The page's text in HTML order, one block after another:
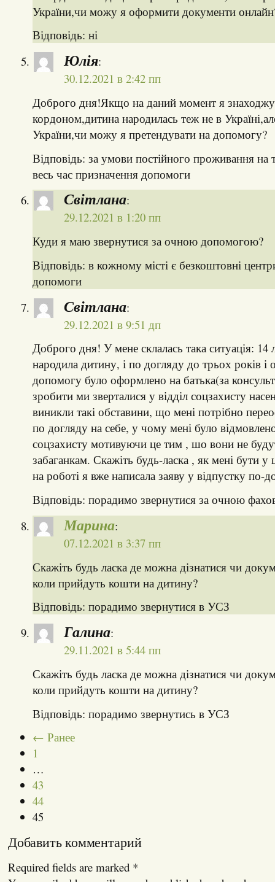
України,чи можу я оформити документи
Відповідь: ні
Юлія:
30.12.2021 в 2:42 пп
Доброго дня!Якщо на даний момент я
кордоном,дитина народилась теж не в
України,чи можу я претендувати на допомогу?
Відповідь: за умови постійного проживання на
весь час призначення допомоги
Світлана:
29.12.2021 в 1:20 пп
Куди я маю звернутися за очною допомогою?
Відповідь: в кожному місті є безкоштовні
допомоги
Світлана:
29.12.2021 в 9:51 дп
Доброго дня! У мене склалась така ситуація: 14
народила дитину, і по догляду до трьох років і
допомогу було оформлено на батька(за
зробити ми зверталися у відділ соцзахисту
виникли такі обставини, що мені потрібно
по догляду на себе, у чому мені було
соцзахисту мотивуючи це тим , шо вони не
забаганкам. Скажіть будь-ласка , як мені бути у
на роботі я вже написала заяву у відпустку по-
Відповідь: порадимо звернутися за очною
Марина:
07.12.2021 в 3:37 пп
Скажіть будь ласка де можна дізнатися чи
коли прийдуть кошти на дитину?
Відповідь: порадимо звернутися в УСЗ
Галина:
29.11.2021 в 5:44 пп
Скажіть будь ласка де можна дізнатися чи
коли прийдуть кошти на дитину?
Відповідь: порадимо звернутись в УСЗ
← Ранее
1
…
43
44
45
Добавить комментарий
Required fields are marked *